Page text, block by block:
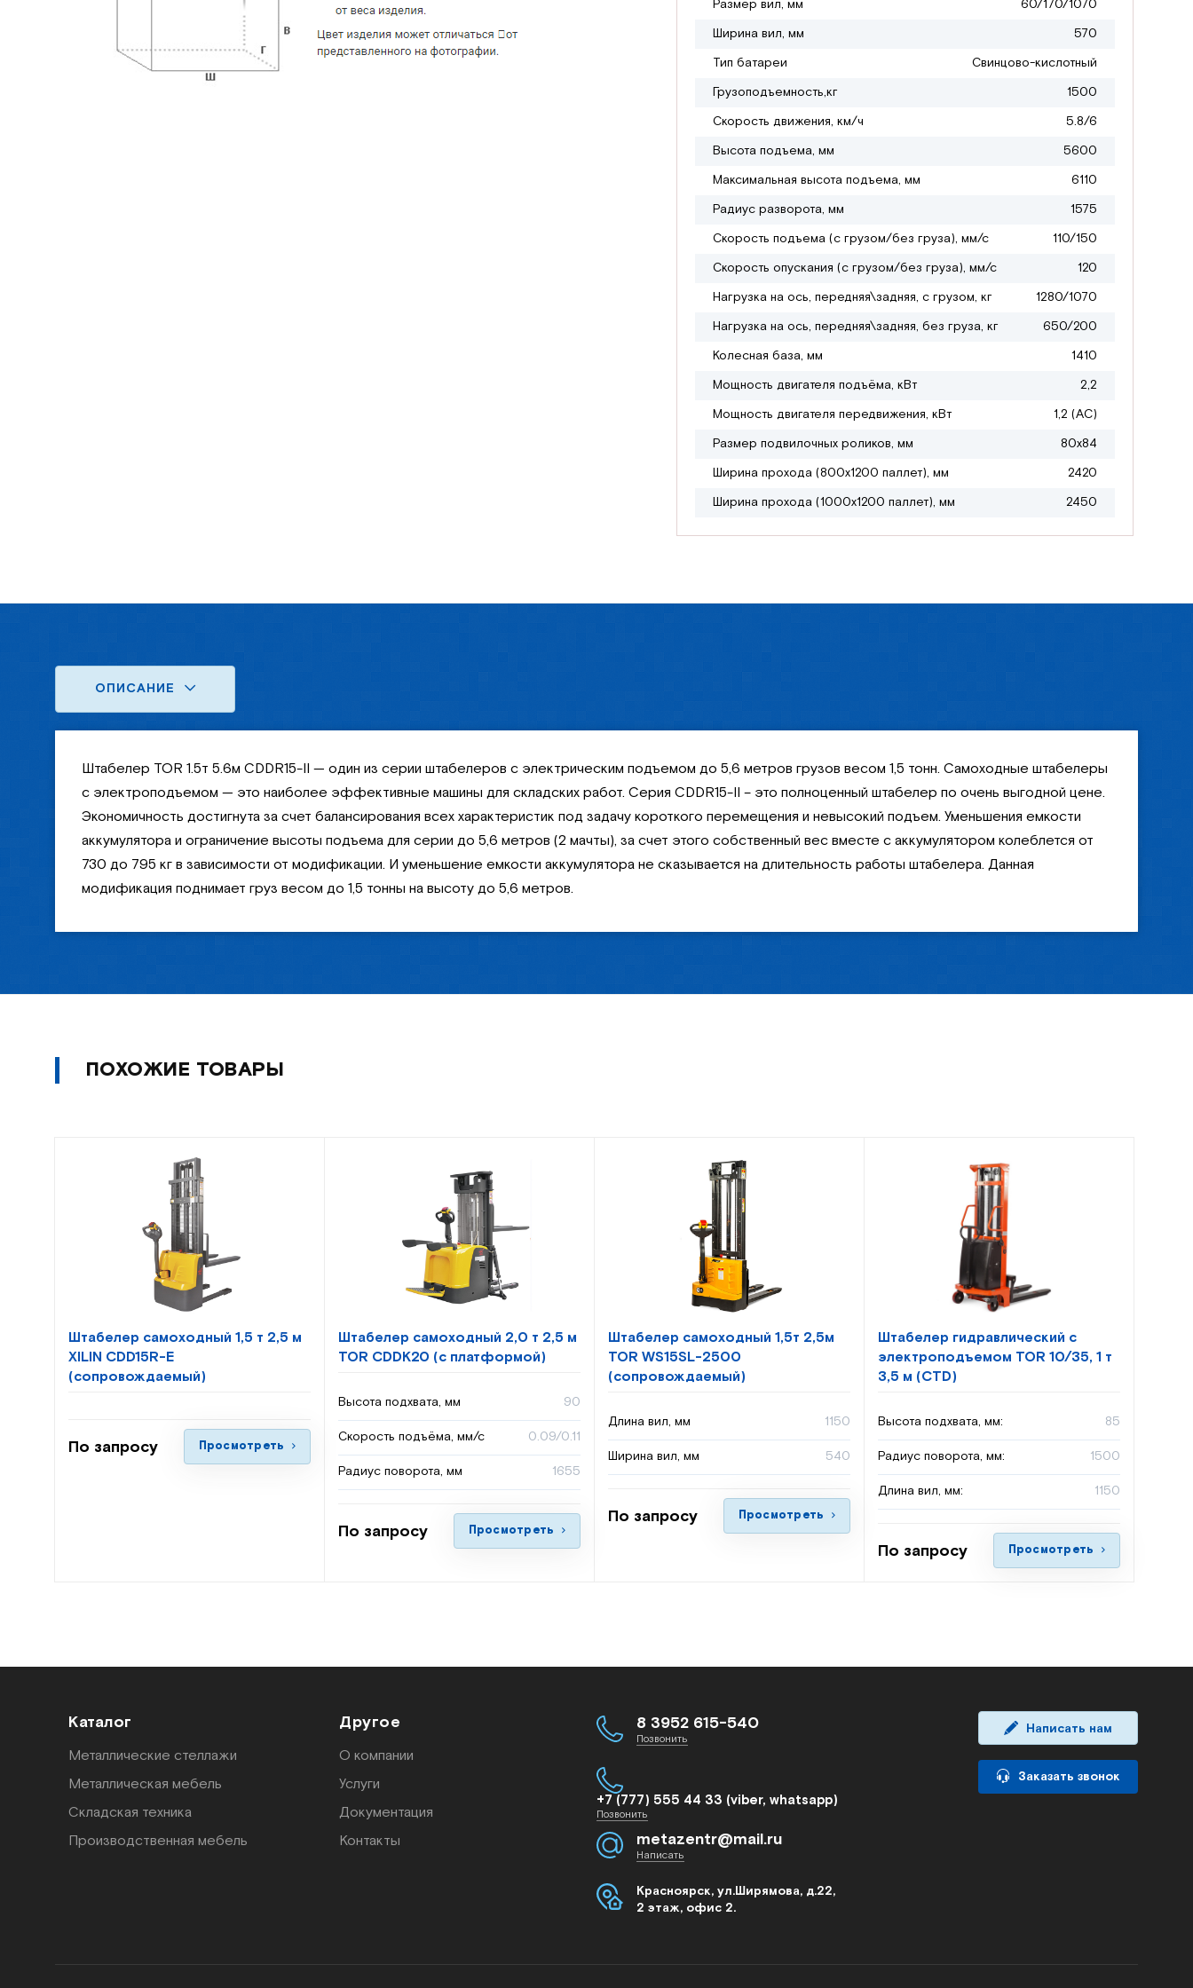
Размер вил, мм
60/170/1070
Ширина вил, мм
570
Тип батареи
Свинцово-кислотный
Грузоподъемность,кг
1500
Скорость движения, км/ч
5.8/6
Высота подъема, мм
5600
Максимальная высота подъема, мм
6110
Радиус разворота, мм
1575
Скорость подъема (с грузом/без груза), мм/с
110/150
Скорость опускания (с грузом/без груза), мм/с
120
Нагрузка на ось, передняя\задняя, с грузом, кг
1280/1070
Нагрузка на ось, передняя\задняя, без груза, кг
650/200
Колесная база, мм
1410
Мощность двигателя подъёма, кВт
2,2
Мощность двигателя передвижения, кВт
1,2 (АС)
Размер подвилочных роликов, мм
80х84
Ширина прохода (800х1200 паллет), мм
2420
Ширина прохода (1000х1200 паллет), мм
2450
ОПИСАНИЕ
Штабелер TOR 1.5т 5.6м CDDR15-II — один из серии штабелеров с электрическим подъемом до 5,6 метров грузов весом 1,5 тонн. Самоходные штабелеры
с электроподъемом — это наиболее эффективные машины для складских работ. Серия CDDR15-II – это полноценный штабелер по очень выгодной цене.
Экономичность достигнута за счет балансирования всех характеристик под задачу короткого перемещения и невысокий подъем. Уменьшения емкости
аккумулятора и ограничение высоты подъема для серии до 5,6 метров (2 мачты), за счет этого собственный вес вместе с аккумулятором колеблется от
730 до 795 кг в зависимости от модификации. И уменьшение емкости аккумулятора не сказывается на длительность работы штабелера. Данная
модификация поднимает груз весом до 1,5 тонны на высоту до 5,6 метров.
ПОХОЖИЕ ТОВАРЫ
Штабелер самоходный 1,5 т 2,5 м
XILIN CDD15R-E
(сопровождаемый)
По запросу Просмотреть
Штабелер самоходный 2,0 т 2,5 м
TOR CDDK20 (с платформой)
Высота подхвата, мм 90
Скорость подъёма, мм/с 0.09/0.11
Радиус поворота, мм 1655
По запросу Просмотреть
Штабелер самоходный 1,5т 2,5м
TOR WS15SL-2500
(сопровождаемый)
Длина вил, мм 1150
Ширина вил, мм 540
По запросу Просмотреть
Штабелер гидравлический с
электроподъемом TOR 10/35, 1 т
3,5 м (CTD)
Высота подхвата, мм: 85
Радиус поворота, мм: 1500
Длина вил, мм: 1150
По запросу Просмотреть
Каталог
Металлические стеллажи
Металлическая мебель
Складская техника
Производственная мебель
Другое
О компании
Услуги
Документация
Контакты
8 3952 615-540
Позвонить
+7 (777) 555 44 33 (viber, whatsapp)
Позвонить
metazentr@mail.ru
Написать
Красноярск, ул.Ширямова, д.22,
2 этаж, офис 2.
Написать нам
Заказать звонок